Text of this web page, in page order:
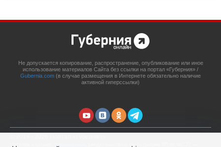
Не допускается копирование, распространение, опубликование или иное
использование материалов Сайта без ссылки на портал «Губерния» /
Gubernia.com (в случае размещения в Интернете обязательно наличие
активной гиперссылки)